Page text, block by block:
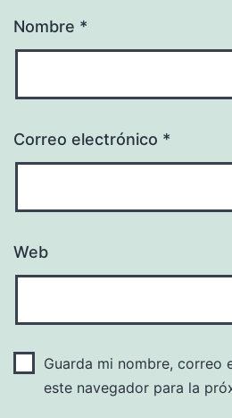
Nombre *
Correo electrónico *
Web
Guarda mi nombre, correo
este navegador para la